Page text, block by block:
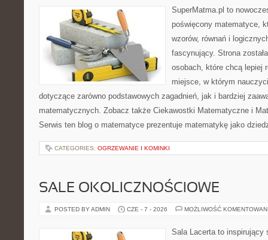
SuperMatma.pl to
poświęcony matematyce,
wzorów, równań i
fascynujący. Strona
osobach, które chcą lepiej
miejsce, w którym
dotyczące zarówno podstawowych zagadnień, jak i bardziej
matematycznych. Zobacz także Ciekawostki Matematyczne i
Serwis ten blog o matematyce prezentuje matematykę jako
CATEGORIES: OGRZEWANIE I KOMINKI
SALE OKOLICZNOŚCIOWE
POSTED BY ADMIN CZE - 7 - 2026 MOŻLIWOŚĆ
Sala Lacerta to inspirujący